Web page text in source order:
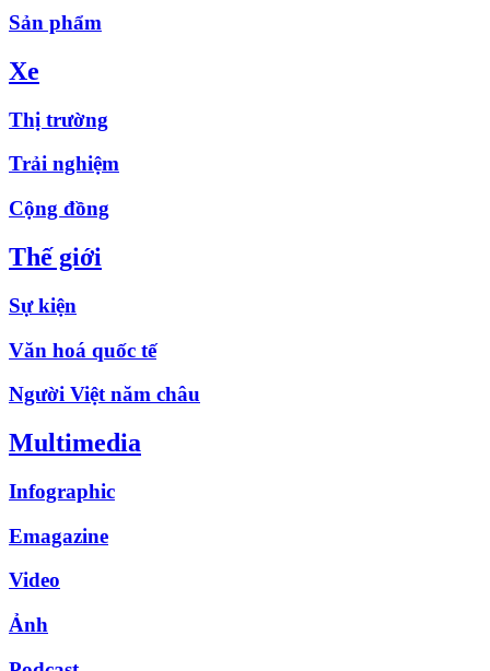
Sản phẩm
Xe
Thị trường
Trải nghiệm
Cộng đồng
Thế giới
Sự kiện
Văn hoá quốc tế
Người Việt năm châu
Multimedia
Infographic
Emagazine
Video
Ảnh